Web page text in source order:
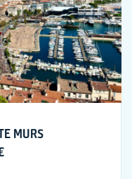
MURS